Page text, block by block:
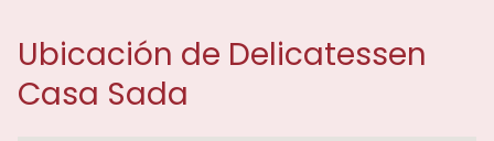
Ubicación de Delicatessen
Casa Sada